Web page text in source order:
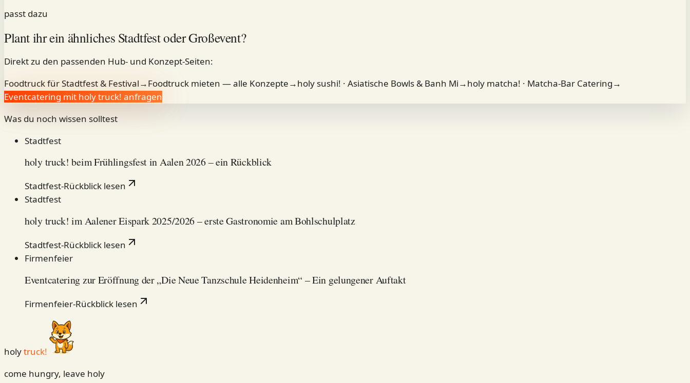
passt dazu
Plant ihr ein ähnliches Stadtfest oder Großevent?
Direkt zu den passenden Hub- und Konzept-Seiten:
Foodtruck für Stadtfest & Festival→Foodtruck mieten — alle Konzepte→holy sushi! · Asiatische Bowls & Banh Mi→holy matcha! · Matcha-Bar Catering→
Eventcatering mit holy truck! anfragen
Was du noch wissen solltest
Stadtfest
holy truck! beim Frühlingsfest in Aalen 2026 – ein Rückblick
Stadtfest-Rückblick lesen
Stadtfest
holy truck! im Aalener Eispark 2025/2026 – erste Gastronomie am Bohlschulplatz
Stadtfest-Rückblick lesen
Firmenfeier
Eventcatering zur Eröffnung der „Die Neue Tanzschule Heidenheim“ – Ein gelungener Auftakt
Firmenfeier-Rückblick lesen
holytruck!
come hungry, leave holy